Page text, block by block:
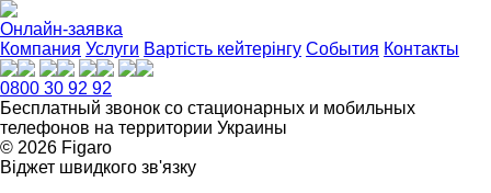
Онлайн-заявка
Компания Услуги Вартість кейтерінгу События Контакты
0800 30 92 92
Бесплатный звонок со стационарных и мобильных
телефонов на территории Украины
© 2026 Figarо
Віджет швидкого зв'язку